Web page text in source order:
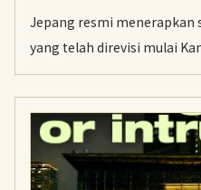
Jepang resmi
yang telah direvisi mulai
masyarakat memahami
standar 1 hingga 5.